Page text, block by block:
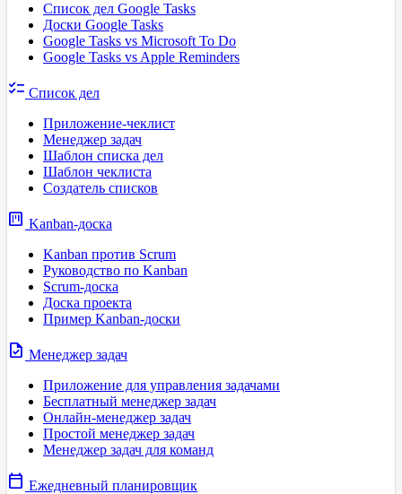
Список дел Google Tasks
Доски Google Tasks
Google Tasks vs Microsoft To Do
Google Tasks vs Apple Reminders
checklist Список дел
Приложение-чеклист
Менеджер задач
Шаблон списка дел
Шаблон чеклиста
Создатель списков
view_kanban Kanban-доска
Kanban против Scrum
Руководство по Kanban
Scrum-доска
Доска проекта
Пример Kanban-доски
task Менеджер задач
Приложение для управления задачами
Бесплатный менеджер задач
Онлайн-менеджер задач
Простой менеджер задач
Менеджер задач для команд
calendar_today Ежедневный планировщик